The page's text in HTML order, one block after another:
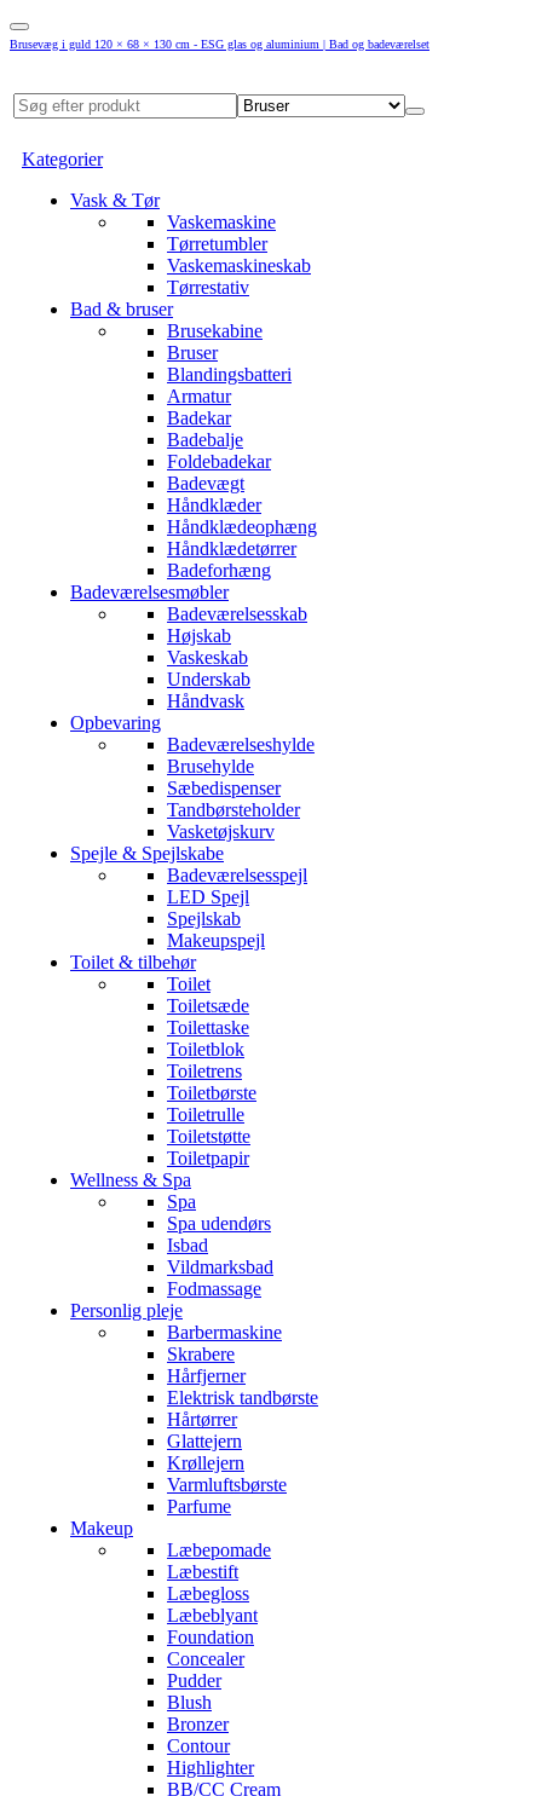
Brusevæg i guld 120 × 68 × 130 cm - ESG glas og aluminium | Bad og badeværelset
Kategorier
Vask & Tør
Vaskemaskine
Tørretumbler
Vaskemaskineskab
Tørrestativ
Bad & bruser
Brusekabine
Bruser
Blandingsbatteri
Armatur
Badekar
Badebalje
Foldebadekar
Badevægt
Håndklæder
Håndklædeophæng
Håndklædetørrer
Badeforhæng
Badeværelsesmøbler
Badeværelsesskab
Højskab
Vaskeskab
Underskab
Håndvask
Opbevaring
Badeværelseshylde
Brusehylde
Sæbedispenser
Tandbørsteholder
Vasketøjskurv
Spejle & Spejlskabe
Badeværelsesspejl
LED Spejl
Spejlskab
Makeupspejl
Toilet & tilbehør
Toilet
Toiletsæde
Toilettaske
Toiletblok
Toiletrens
Toiletbørste
Toiletrulle
Toiletstøtte
Toiletpapir
Wellness & Spa
Spa
Spa udendørs
Isbad
Vildmarksbad
Fodmassage
Personlig pleje
Barbermaskine
Skrabere
Hårfjerner
Elektrisk tandbørste
Hårtørrer
Glattejern
Krøllejern
Varmluftsbørste
Parfume
Makeup
Læbepomade
Læbestift
Læbegloss
Læbeblyant
Foundation
Concealer
Pudder
Blush
Bronzer
Contour
Highlighter
BB/CC Cream